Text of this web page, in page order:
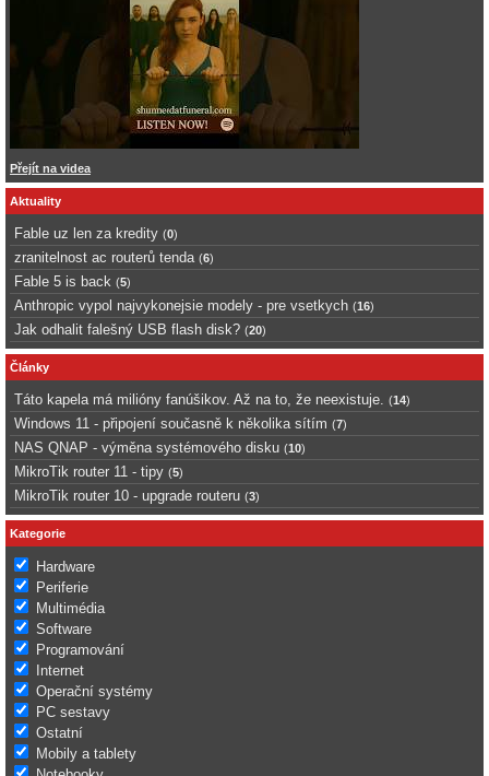
Přejít na videa
Aktuality
Fable uz len za kredity (0)
zranitelnost ac routerů tenda (6)
Fable 5 is back (5)
Anthropic vypol najvykonejsie modely - pre vsetkych (16)
Jak odhalit falešný USB flash disk? (20)
Články
Táto kapela má milióny fanúšikov. Až na to, že neexistuje. (14)
Windows 11 - připojení současně k několika sítím (7)
NAS QNAP - výměna systémového disku (10)
MikroTik router 11 - tipy (5)
MikroTik router 10 - upgrade routeru (3)
Kategorie
Hardware
Periferie
Multimédia
Software
Programování
Internet
Operační systémy
PC sestavy
Ostatní
Mobily a tablety